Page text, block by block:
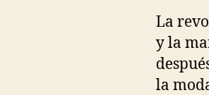
La
y la
la